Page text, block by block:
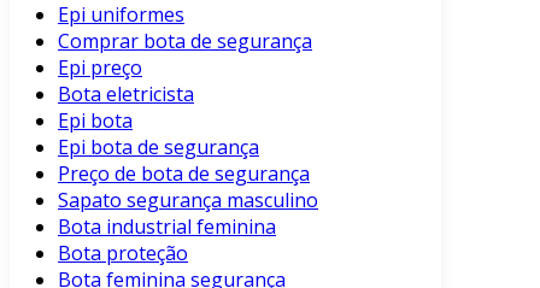
Epi uniformes
Comprar bota de segurança
Epi preço
Bota eletricista
Epi bota
Epi bota de segurança
Preço de bota de segurança
Sapato segurança masculino
Bota industrial feminina
Bota proteção
Bota feminina segurança